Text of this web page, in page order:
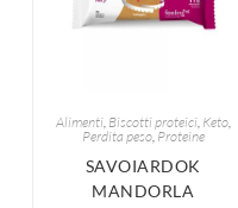
Alimenti, Biscotti proteici, Keto,
Perdita peso,Proteine
SAVOIARDOK
MANDORLA